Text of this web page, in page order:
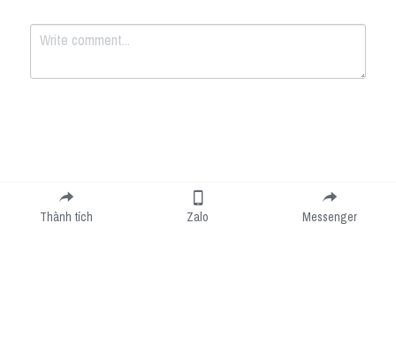
Submit
Thành tích Zalo Messenger